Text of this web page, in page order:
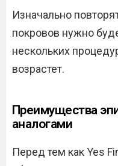
Изначально
покровов нужно
нескольких
возрастет.
Преимущества
аналогами
Перед тем как Yes